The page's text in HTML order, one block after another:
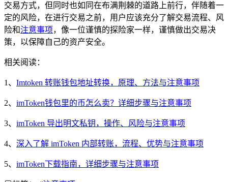
交易方式，但同时也如同在布满荆棘的道路上前行，伴随着一
定的风险，在进行交易之前，用户应该充分了解交易流程、风
险和注意事项，像一位谨慎的探险家一样，谨慎做出交易决
策，以保障自己的资产安全。
相关阅读：
1、 Imtoken 转账钱包地址转换，原理、方法与注意事项
2、 imToken钱包里的币怎么卖？详细步骤与注意事项
3、 imToken 导出明文私钥，操作、风险与注意事项
4、 深入了解 imToken 内部转账，流程、优势与注意事项
5、 imToken下载指南，详细步骤与注意事项